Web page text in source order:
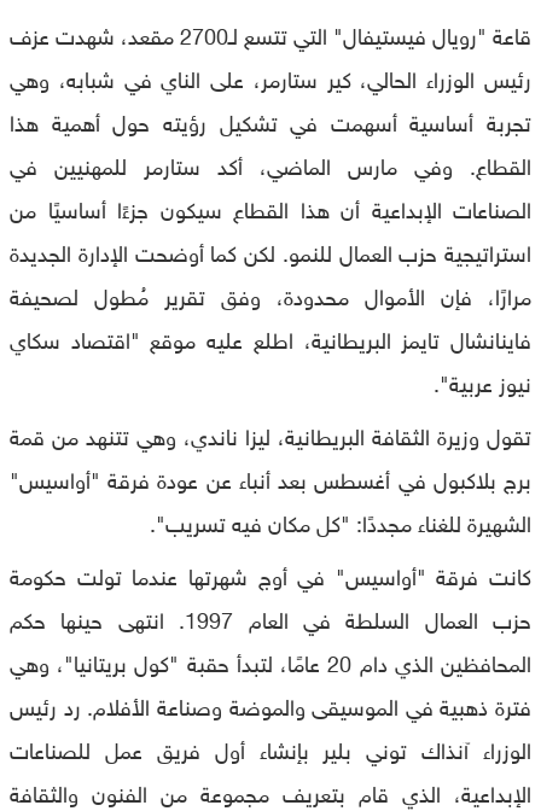
قاعة "رويال فيستيفال" التي تتسع لـ2700 مقعد، شهدت عزف
رئيس الوزراء الحالي، كير ستارمر، على الناي في شبابه، وهي
تجربة أساسية أسهمت في تشكيل رؤيته حول أهمية هذا
القطاع. وفي مارس الماضي، أكد ستارمر للمهنيين في
الصناعات الإبداعية أن هذا القطاع سيكون جزءًا أساسيًا من
استراتيجية حزب العمال للنمو. لكن كما أوضحت الإدارة الجديدة
مرارًا، فإن الأموال محدودة، وفق تقرير مُطول لصحيفة
فاينانشال تايمز البريطانية، اطلع عليه موقع "اقتصاد سكاي
نيوز عربية".
تقول وزيرة الثقافة البريطانية، ليزا ناندي، وهي تتنهد من قمة
برج بلاكبول في أغسطس بعد أنباء عن عودة فرقة "أواسيس"
الشهيرة للغناء مجددًا: "كل مكان فيه تسريب".
كانت فرقة "أواسيس" في أوج شهرتها عندما تولت حكومة
حزب العمال السلطة في العام 1997. انتهى حينها حكم
المحافظين الذي دام 20 عامًا، لتبدأ حقبة "كول بريتانيا"، وهي
فترة ذهبية في الموسيقى والموضة وصناعة الأفلام. رد رئيس
الوزراء آنذاك توني بلير بإنشاء أول فريق عمل للصناعات
الإبداعية، الذي قام بتعريف مجموعة من الفنون والثقافة